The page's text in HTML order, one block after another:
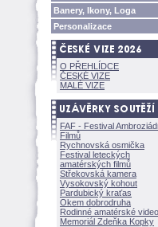
Banery, Ikony, Loga
Personalizace
O PŘEHLÍDCE
ČESKÉ VIZE
MALÉ VIZE
FAF - Festival
Filmů
Rychnovská osmička
Festival leteckých
amatérských filmů
Střekovská kamera
Vysokovský kohout
Pardubický kraťas
Okem dobrodruha
Rodinné amatérské
Memoriál Zdeňka Kopky